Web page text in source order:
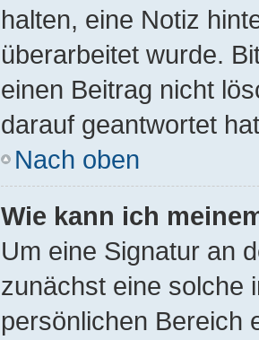
halten, eine Notiz
überarbeitet wurde.
einen Beitrag nicht
darauf geantwortet
Nach oben
Wie kann ich
Um eine Signatur an
zunächst eine solche
persönlichen Bereich